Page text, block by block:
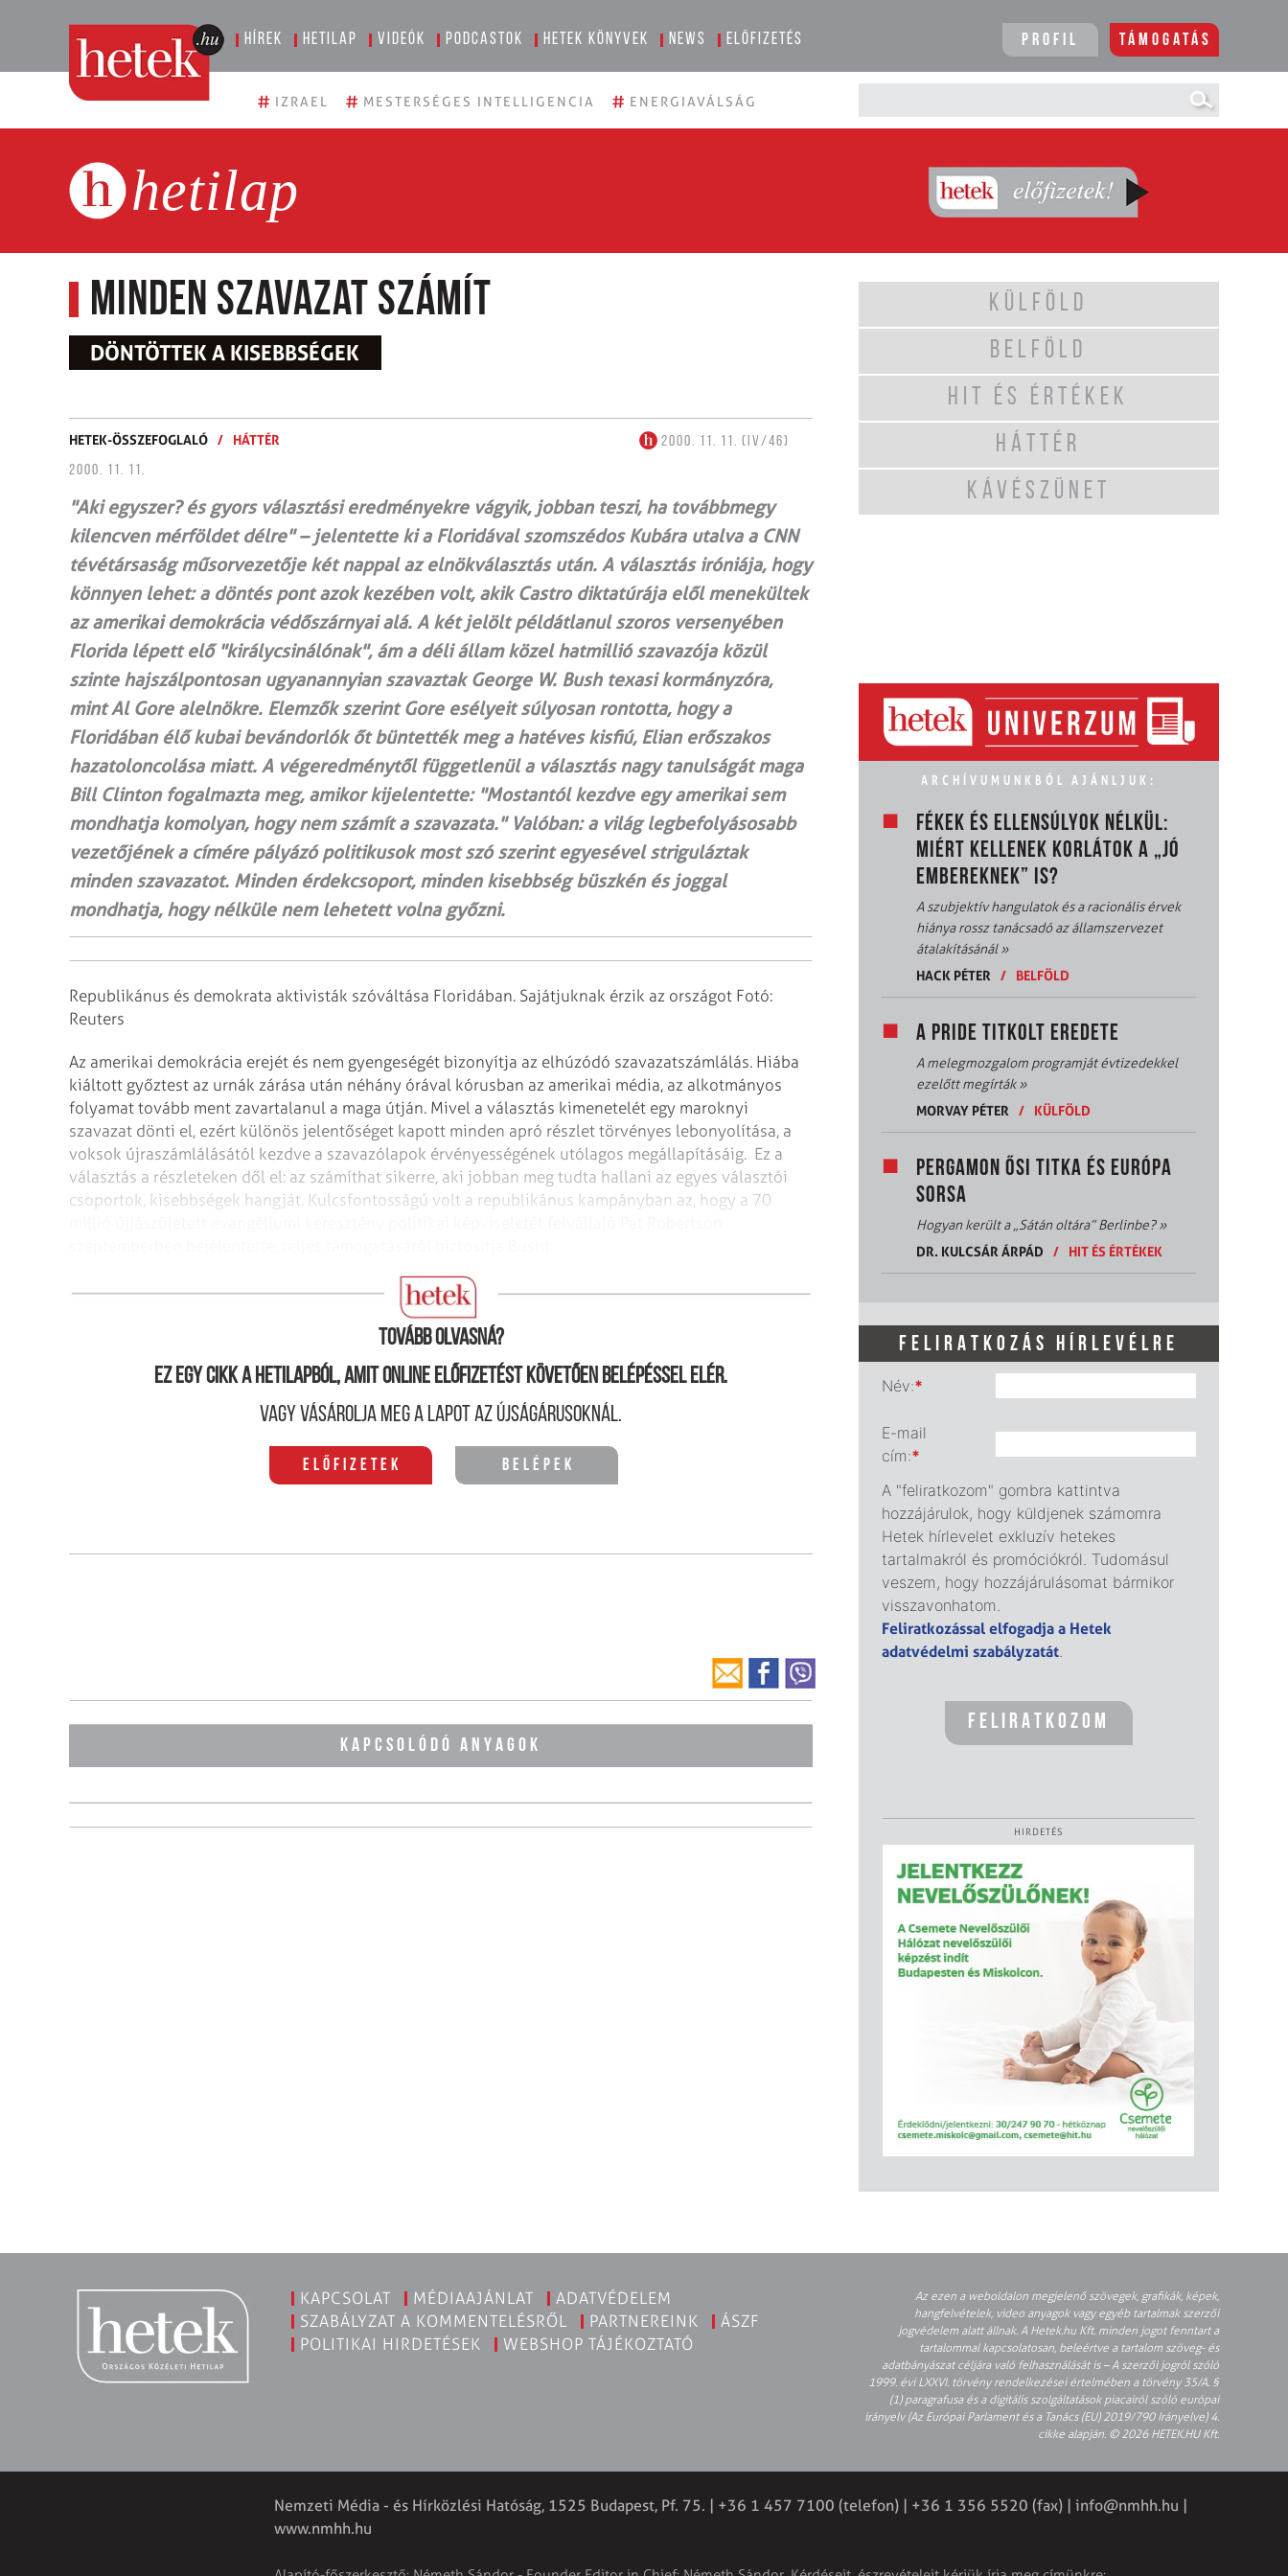
Hírek Hetilap Videók Podcastok Hetek könyvek News Előfizetés Profil Támogatás
# IZRAEL # MESTERSÉGES INTELLIGENCIA # ENERGIAVÁLSÁG
hetilap
Minden szavazat számít
DÖNTÖTTEK A KISEBBSÉGEK
HETEK-ÖSSZEFOGLALÓ / HÁTTÉR
2000. 11. 11. (IV/46)
2000. 11. 11.
"Aki egyszer? és gyors választási eredményekre vágyik, jobban teszi, ha továbbmegy
kilencven mérföldet délre" – jelentette ki a Floridával szomszédos Kubára utalva a CNN
tévétársaság műsorvezetője két nappal az elnökválasztás után. A választás iróniája, hogy
könnyen lehet: a döntés pont azok kezében volt, akik Castro diktatúrája elől menekültek
az amerikai demokrácia védőszárnyai alá. A két jelölt példátlanul szoros versenyében
Florida lépett elő "királycsinálónak", ám a déli állam közel hatmillió szavazója közül
szinte hajszálpontosan ugyanannyian szavaztak George W. Bush texasi kormányzóra,
mint Al Gore alelnökre. Elemzők szerint Gore esélyeit súlyosan rontotta, hogy a
Floridában élő kubai bevándorlók őt büntették meg a hatéves kisfiú, Elian erőszakos
hazatoloncolása miatt. A végeredménytől függetlenül a választás nagy tanulságát maga
Bill Clinton fogalmazta meg, amikor kijelentette: "Mostantól kezdve egy amerikai sem
mondhatja komolyan, hogy nem számít a szavazata." Valóban: a világ legbefolyásosabb
vezetőjének a címére pályázó politikusok most szó szerint egyesével striguláztak
minden szavazatot. Minden érdekcsoport, minden kisebbség büszkén és joggal
mondhatja, hogy nélküle nem lehetett volna győzni.
Republikánus és demokrata aktivisták szóváltása Floridában. Sajátjuknak érzik az országot Fotó:
Reuters
Az amerikai demokrácia erejét és nem gyengeségét bizonyítja az elhúzódó szavazatszámlálás. Hiába
kiáltott győztest az urnák zárása után néhány órával kórusban az amerikai média, az alkotmányos
folyamat tovább ment zavartalanul a maga útján. Mivel a választás kimenetelét egy maroknyi
szavazat dönti el, ezért különös jelentőséget kapott minden apró részlet törvényes lebonyolítása, a
voksok újraszámlálásától kezdve a szavazólapok érvényességének utólagos megállapításáig. Ez a
választás a részleteken dől el: az számíthat sikerre, aki jobban meg tudta hallani az egyes választói
csoportok, kisebbségek hangját. Kulcsfontosságú volt a republikánus kampányban az, hogy a 70
Elnökválasztás az Egyesült Államokban (Piros:demokraták, kék:republikánusok)
Tovább olvasná?
Ez egy cikk a hetilapból, amit online előfizetést követően belépéssel elér.
Vagy vásárolja meg a lapot az újságárusoknál.
Előfizetek Belépek
KAPCSOLÓDÓ ANYAGOK
KÜLFÖLD
BELFÖLD
HIT ÉS ÉRTÉKEK
HÁTTÉR
KÁVÉSZÜNET
ARCHÍVUMUNKBÓL AJÁNLJUK:
FÉKEK ÉS ELLENSÚLYOK NÉLKÜL:
MIÉRT KELLENEK KORLÁTOK A „JÓ
EMBEREKNEK” IS?
A szubjektív hangulatok és a racionális érvek
hiánya rossz tanácsadó az államszervezet
átalakításánál»
HACK PÉTER
/ BELFÖLD
A PRIDE TITKOLT EREDETE
A melegmozgalom programját évtizedekkel
ezelőtt megírták»
MORVAY PÉTER
/ KÜLFÖLD
PERGAMON ŐSI TITKA ÉS EURÓPA
SORSA
Hogyan került a „Sátán oltára” Berlinbe?»
DR. KULCSÁR ÁRPÁD
/ HIT ÉS ÉRTÉKEK
FELIRATKOZÁS HÍRLEVÉLRE
Név:*
E-mail
cím:*
A "feliratkozom" gombra kattintva
hozzájárulok, hogy küldjenek számomra
Hetek hírlevelet exkluzív hetekes
tartalmakról és promóciókról. Tudomásul
veszem, hogy hozzájárulásomat bármikor
visszavonhatom.
Feliratkozással elfogadja a Hetek
adatvédelmi szabályzatát.
HIRDETÉS
KAPCSOLAT MÉDIAAJÁNLAT
ADATVÉDELEM
SZABÁLYZAT A KOMMENTELÉSRŐL
PARTNEREINK
ÁSZF
POLITIKAI HIRDETÉSEK
WEBSHOP TÁJÉKOZTATÓ
Az ezen a weboldalon megjelenő szövegek, grafikák, képek,
hangfelvételek, video anyagok vagy egyéb tartalmak szerzői
jogvédelem alatt állnak. A Hetek.hu Kft. minden jogot fenntart a
tartalommal kapcsolatosan, beleértve a tartalom szöveg- és
adatbányászat céljára való felhasználását is – A szerzői jogról szóló
1999. évi LXXVI. törvény rendelkezései értelmében a törvény 35/A. §
(1) paragrafusa és a digitális szolgáltatások piacairól szóló európai
irányelv (Az Európai Parlament és a Tanács (EU) 2019/790 Irányelve) 4.
cikke alapján. © 2026 HETEK.HU Kft.
Nemzeti Média - és Hírközlési Hatóság, 1525 Budapest, Pf. 75. | +36 1 457 7100 (telefon) | +36 1 356 5520 (fax) | info@nmhh.hu
www.nmhh.hu